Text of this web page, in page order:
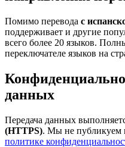
Помимо перевода с
поддерживает и другие
всего более 20 языков.
переключателе языков на
данных
Передача данных
(HTTPS). Мы не публикуем
политике